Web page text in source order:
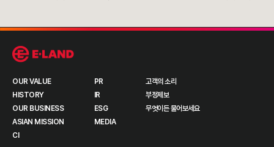
OUR VALUE
HISTORY
OUR BUSINESS
ASIAN MISSION
CI
PR
IR
ESG
MEDIA
고객의 소리
부정제보
무엇이든 물어보세요